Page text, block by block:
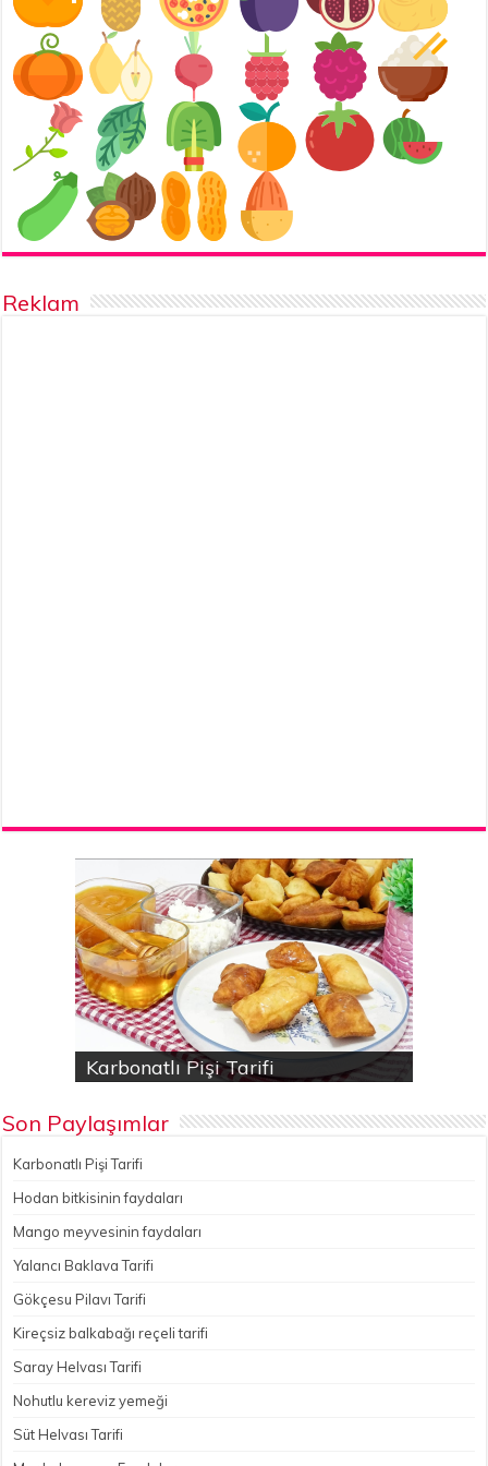
Reklam
Karbonatlı Pişi Tarifi
Hodan bitkisinin faydaları
Yalancı Baklava Tarifi
Gökçesu Pilavı Tarifi
Nohutlu kereviz yemeği
Son Paylaşımlar
Karbonatlı Pişi Tarifi
Hodan bitkisinin faydaları
Mango meyvesinin faydaları
Yalancı Baklava Tarifi
Gökçesu Pilavı Tarifi
Kireçsiz balkabağı reçeli tarifi
Saray Helvası Tarifi
Nohutlu kereviz yemeği
Süt Helvası Tarifi